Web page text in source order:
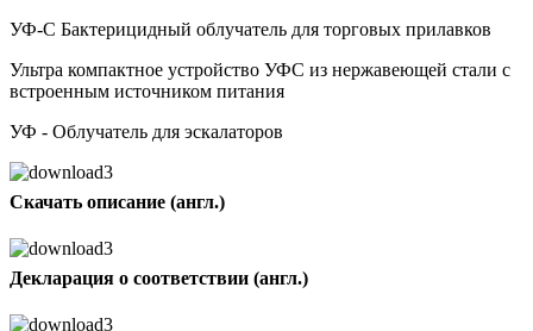
УФ-С Бактерицидный облучатель для торговых прилавков
Ультра компактное устройство УФС из нержавеющей стали с
встроенным источником питания
УФ - Облучатель для эскалаторов
Скачать описание (англ.)
Декларация о соответствии (англ.)